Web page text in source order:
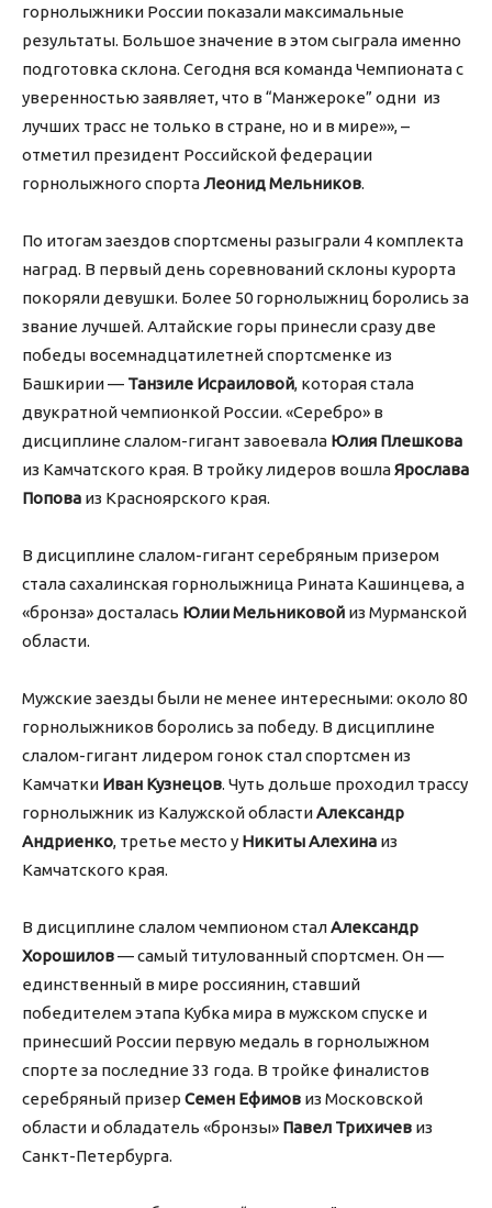
горнолыжники России показали максимальные
результаты. Большое значение в этом сыграла именно
подготовка склона. Сегодня вся команда Чемпионата с
уверенностью заявляет, что в “Манжероке” одни из
лучших трасс не только в стране, но и в мире»», –
отметил президент Российской федерации
горнолыжного спортаЛеонид Мельников.
По итогам заездов спортсмены разыграли 4 комплекта
наград. В первый день соревнований склоны курорта
покоряли девушки. Более 50 горнолыжниц боролись за
звание лучшей. Алтайские горы принесли сразу две
победы восемнадцатилетней спортсменке из
Башкирии — Танзиле Исраиловой, которая стала
двукратной чемпионкой России. «Серебро» в
дисциплине слалом-гигант завоевала Юлия Плешкова
из Камчатского края. В тройку лидеров вошлаЯрослава
Попова из Красноярского края.
В дисциплине слалом-гигант серебряным призером
стала сахалинская горнолыжница Рината Кашинцева, а
«бронза» досталась Юлии Мельниковой из Мурманской
области.
Мужские заезды были не менее интересными: около 80
горнолыжников боролись за победу. В дисциплине
слалом-гигант лидером гонок стал спортсмен из
Камчатки Иван Кузнецов. Чуть дольше проходил трассу
горнолыжник из Калужской областиАлександр
Андриенко, третье место у Никиты Алехина из
Камчатского края.
В дисциплине слалом чемпионом сталАлександр
Хорошилов— самый титулованный спортсмен. Он —
единственный в мире россиянин, ставший
победителем этапа Кубка мира в мужском спуске и
принесший России первую медаль в горнолыжном
спорте за последние 33 года. В тройке финалистов
серебряный призер Семен Ефимов из Московской
области и обладатель «бронзы» Павел Трихичев из
Санкт-Петербурга.